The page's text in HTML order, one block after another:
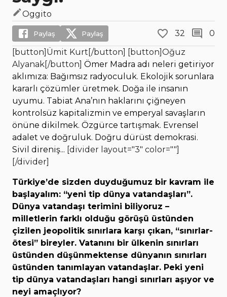
Oggito
Paylaş Paylaş 32
0
[button]Ümit Kurt[/button] [button]Oğuz
Alyanak[/button] Ömer Madra adı neleri getiriyor
aklımıza: Bağımsız radyoculuk. Ekolojik sorunlara
kararlı çözümler üretmek. Doğa ile insanın
uyumu. Tabiat Ana’nın haklarını çiğneyen
kontrolsüz kapitalizmin ve emperyal savaşların
önüne dikilmek. Özgürce tartışmak. Evrensel
adalet ve doğruluk. Doğru dürüst demokrasi.
Sivil direniş... [divider layout="3" color=""]
[/divider]
Türkiye’de sizden duyduğumuz bir kavram ile
başlayalım: “yeni tip dünya vatandaşları”.
Dünya vatandaşı terimini biliyoruz –
milletlerin farklı olduğu görüşü üstünden
çizilen jeopolitik sınırlara karşı çıkan, “sınırlar-
ötesi” bireyler. Vatanını bir ülkenin sınırları
üstünden düşünmektense dünyanın sınırları
üstünden tanımlayan vatandaşlar. Peki yeni
tip dünya vatandaşları hangi sınırları aşıyor ve
neyi amaçlıyor?